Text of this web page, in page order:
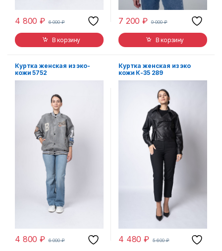
4 800₽ 6 000₽
В корзину
7 200₽ 9 000₽
В корзину
Куртка женская из эко-
кожи 5752
4 800₽ 6 000₽
Куртка женская из эко
кожи К-35 289
4 480₽ 5 600₽